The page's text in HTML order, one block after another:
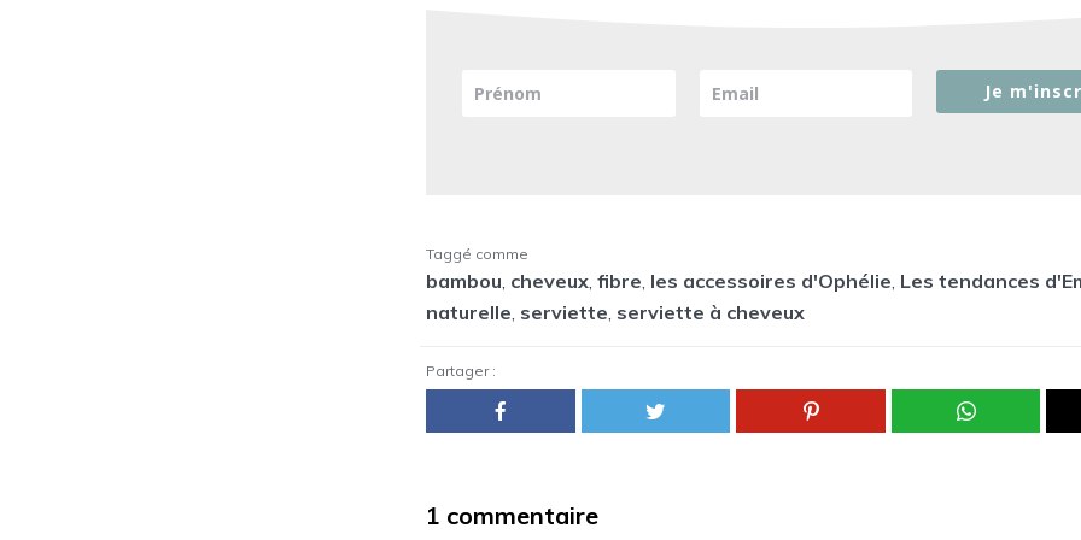
Je
Taggé comme
bambou cheveux fibre les accessoires d'Ophélie Les tendances
naturelle serviette serviette à cheveux
Partager :
1 commentaire